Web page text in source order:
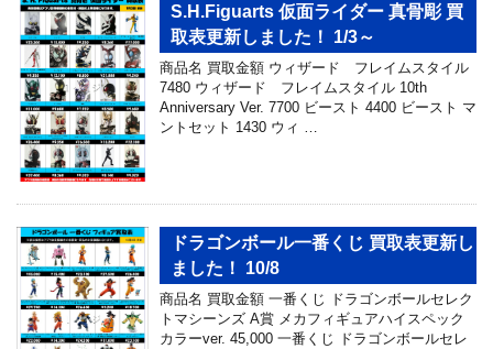
S.H.Figuarts 仮面ライダー 真骨彫 買
取表更新しました！ 1/3～
商品名 買取金額 ウィザード フレイムスタイル
7480 ウィザード フレイムスタイル 10th
Anniversary Ver. 7700 ビースト 4400 ビースト マ
ントセット 1430 ウィ …
ドラゴンボール一番くじ 買取表更新し
ました！ 10/8
商品名 買取金額 一番くじ ドラゴンボールセレク
トマシーンズ A賞 メカフィギュアハイスペック
カラーver. 45,000 一番くじ ドラゴンボールセレ